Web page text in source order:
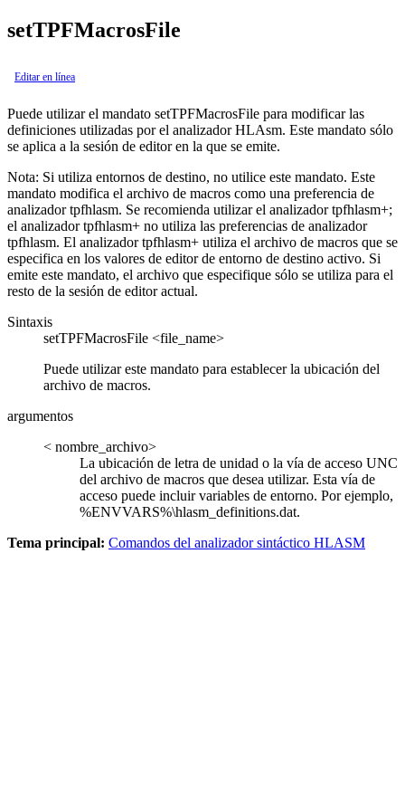
setTPFMacrosFile
Editar en línea
Puede utilizar el mandato setTPFMacrosFile para modificar las
definiciones utilizadas por el analizador HLAsm. Este mandato sólo
se aplica a la sesión de editor en la que se emite.
Nota: Si utiliza entornos de destino, no utilice este mandato. Este
mandato modifica el archivo de macros como una preferencia de
analizador tpfhlasm. Se recomienda utilizar el analizador tpfhlasm+;
el analizador tpfhlasm+ no utiliza las preferencias de analizador
tpfhlasm. El analizador tpfhlasm+ utiliza el archivo de macros que se
especifica en los valores de editor de entorno de destino activo. Si
emite este mandato, el archivo que especifique sólo se utiliza para el
resto de la sesión de editor actual.
Sintaxis
setTPFMacrosFile <file_name>
Puede utilizar este mandato para establecer la ubicación del
archivo de macros.
argumentos
< nombre_archivo>
La ubicación de letra de unidad o la vía de acceso UNC
del archivo de macros que desea utilizar. Esta vía de
acceso puede incluir variables de entorno. Por ejemplo,
%ENVVARS%\hlasm_definitions.dat.
Tema principal: Comandos del analizador sintáctico HLASM